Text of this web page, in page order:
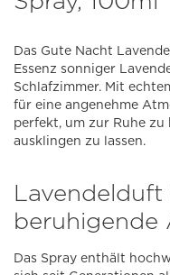
Das Gute Nacht
Essenz sonniger
Schlafzimmer. Mit
für eine angenehme
perfekt, um zur Ruhe zu
ausklingen zu lassen.
Lavendelduft
beruhigende
Das Spray enthält